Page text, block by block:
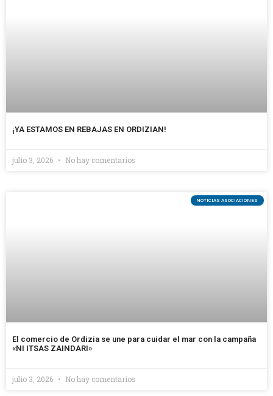
¡YA ESTAMOS EN REBAJAS EN ORDIZIAN!
julio 3, 2026 No hay comentarios
NOTICIAS ASOCIACIONES
El comercio de Ordizia se une para cuidar el mar con la campaña
«NI ITSAS ZAINDARI»
julio 3, 2026 No hay comentarios